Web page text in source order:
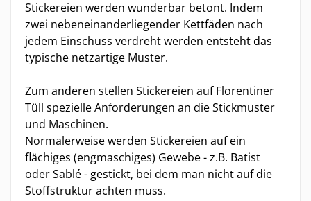
Stickereien werden wunderbar betont. Indem
zwei nebeneinanderliegender Kettfäden nach
jedem Einschuss verdreht werden entsteht das
typische netzartige Muster.
Zum anderen stellen Stickereien auf Florentiner
Tüll spezielle Anforderungen an die Stickmuster
und Maschinen.
Normalerweise werden Stickereien auf ein
flächiges (engmaschiges) Gewebe - z.B. Batist
oder Sablé - gestickt, bei dem man nicht auf die
Stoffstruktur achten muss.